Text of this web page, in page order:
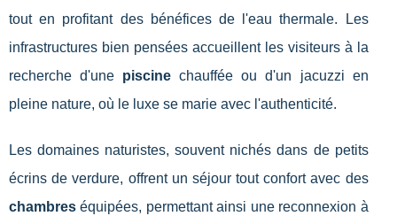
tout en profitant des bénéfices de l'eau thermale. Les
infrastructures bien pensées accueillent les visiteurs à la
recherche d'une piscine chauffée ou d'un jacuzzi en
pleine nature, où le luxe se marie avec l'authenticité.
Les domaines naturistes, souvent nichés dans de petits
écrins de verdure, offrent un séjour tout confort avec des
chambres équipées, permettant ainsi une reconnexion à